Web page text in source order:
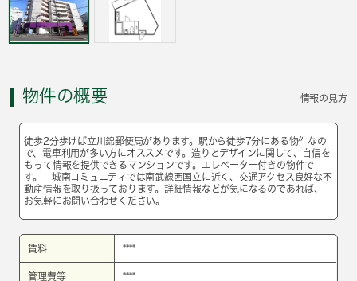
物件の概要 情報の見方
徒歩2分歩けば立川錦郵便局があります。駅から徒歩7分にある物件なの
で、電車利用が多い方にオススメです。造りとデザインに関して、自信を
もって情報を提供できるマンションです。エレベーター付きの物件で
す。 城南コミュニティでは南武線西国立に近く、交通アクセス良好な不
動産情報を取り扱っております。詳細情報などが気になるのであれば、
お気軽にお問い合わせください。
賃料 ****
管理費等 ****